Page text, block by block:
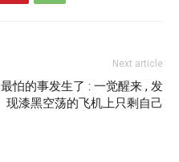
Next article
最怕的事发生了 : 一觉醒来 , 发
现漆黑空荡的飞机上只剩自己